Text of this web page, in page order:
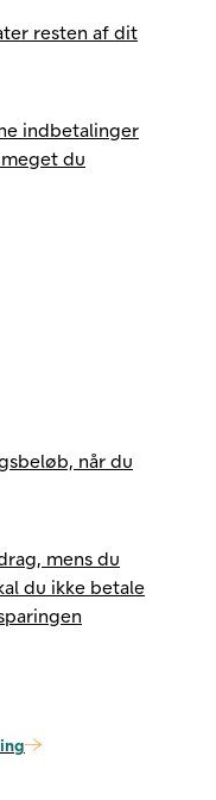
resten af dit
indbetalinger
du
når du
mens du
du ikke betale